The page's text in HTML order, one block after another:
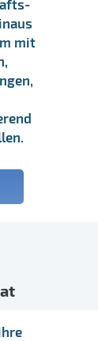
mit